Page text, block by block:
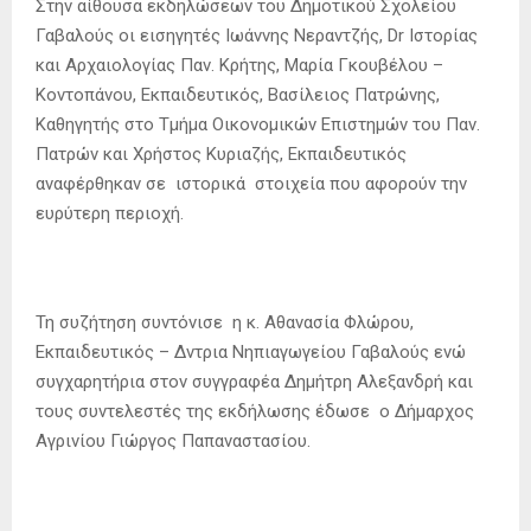
Στην αίθουσα εκδηλώσεων του Δημοτικού Σχολείου
Γαβαλούς οι εισηγητές Ιωάννης Νεραντζής, Dr Ιστορίας
και Αρχαιολογίας Παν. Κρήτης, Μαρία Γκουβέλου –
Κοντοπάνου, Εκπαιδευτικός, Βασίλειος Πατρώνης,
Καθηγητής στο Τμήμα Οικονομικών Επιστημών του Παν.
Πατρών και Χρήστος Κυριαζής, Εκπαιδευτικός
αναφέρθηκαν σε ιστορικά στοιχεία που αφορούν την
ευρύτερη περιοχή.
Τη συζήτηση συντόνισε η κ. Αθανασία Φλώρου,
Εκπαιδευτικός – Δντρια Νηπιαγωγείου Γαβαλούς ενώ
συγχαρητήρια στον συγγραφέα Δημήτρη Αλεξανδρή και
τους συντελεστές της εκδήλωσης έδωσε ο Δήμαρχος
Αγρινίου Γιώργος Παπαναστασίου.